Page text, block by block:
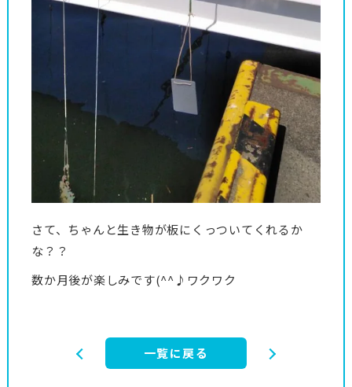
さて、ちゃんと生き物が板にくっついてくれるか
な？？
数か月後が楽しみです(^^♪ワクワク
一覧に戻る